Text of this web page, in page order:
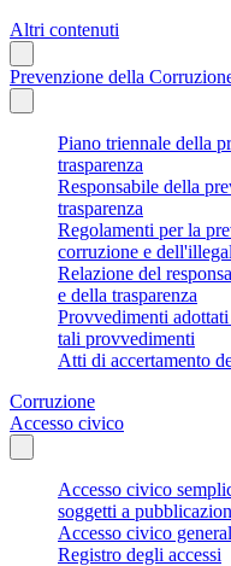
Altri contenuti
Prevenzione della
Piano triennale della
trasparenza
Responsabile della
trasparenza
Regolamenti per la
corruzione e
Relazione del
e della trasparenza
Provvedimenti
tali provvedimenti
Atti di accertamento
Corruzione
Accesso civico
Accesso civico
soggetti a
Accesso civico
Registro degli accessi